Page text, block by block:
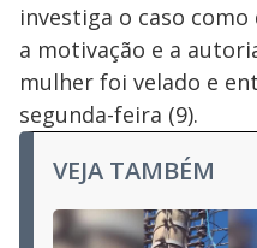
investiga o caso
a motivação e a
mulher foi velado e
segunda-feira (9).
VEJA TAMBÉM